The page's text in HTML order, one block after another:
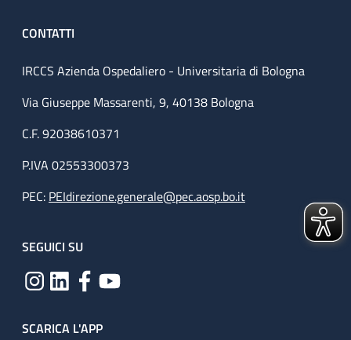
CONTATTI
IRCCS Azienda Ospedaliero - Universitaria di Bologna
Via Giuseppe Massarenti, 9, 40138 Bologna
C.F. 92038610371
P.IVA 02553300373
PEC: PEIdirezione.generale@pec.aosp.bo.it
SEGUICI SU
SCARICA L'APP